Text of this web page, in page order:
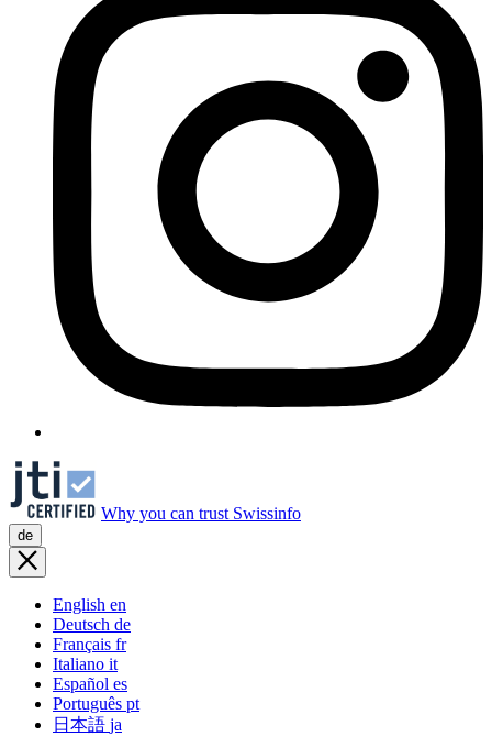
Why you can trust Swissinfo
de
English en
Deutsch de
Français fr
Italiano it
Español es
Português pt
日本語 ja